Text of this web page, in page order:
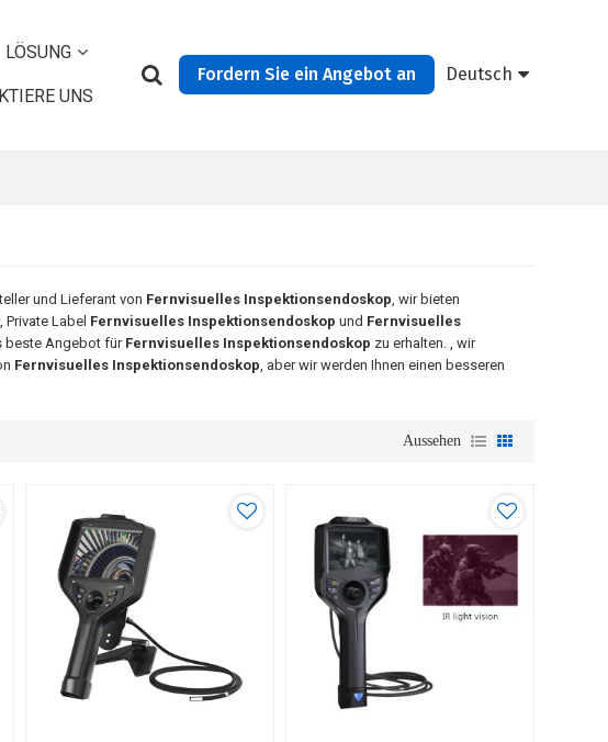
LÖSUNG
UNS
Fordern Sie ein Angebot an Deutsch
und Lieferant von Fernvisuelles Inspektionsendoskop , wir bieten
Private Label Fernvisuelles Inspektionsendoskop und Fernvisuelles
beste Angebot für Fernvisuelles Inspektionsendoskop zu erhalten. , wir
Fernvisuelles Inspektionsendoskop , aber wir werden Ihnen einen besseren
Aussehen